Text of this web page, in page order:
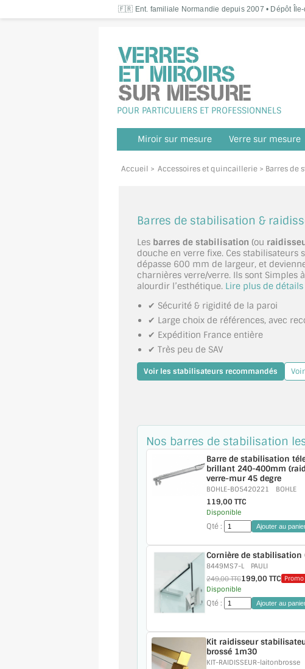
🇫🇷 Ent. familiale Normandie depuis 2007 • Dépôt Île-
POUR PARTICULIERS ET PROFESSIONNELS
Miroir sur mesure Verre sur mesure
Accueil > Accessoires et quincaillerie > Barres de
Barres de stabilisation &
Les barres de stabilisation (ou
douche en verre fixe. Ces
dépasse 600 mm de largeur, et
charnières verre/verre. Ils sont Simples
alourdir l’esthétique. Lire plus de détails
✔ Sécurité & rigidité de la paroi
✔ Large choix de références, avec
✔ Expédition France entière
✔ Très peu de SAV
Voir les stabilisateurs recommandés
Nos barres de stabilisation
Barre de stabilisation
brillant 240-400mm
verre-mur 45 degre
BOHLE-BO5420221 BOHLE
119,00 TTC
Disponible
Qté : Ajouter au
Cornière de
8449MS7-L
PAULI
249,00 TTC199,00 TTC Promo
Disponible
Qté : Ajouter au
Kit raidisseur
brossé 1m30
KIT-RAIDISSEUR-laitonbrosse